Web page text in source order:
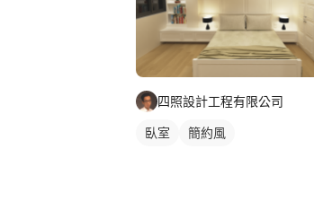
四照設計工程有限公司
臥室 簡約風